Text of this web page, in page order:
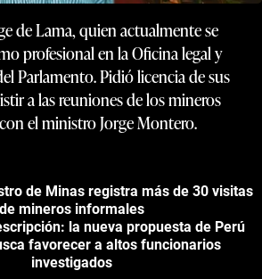
de Lama, quien actualmente se
profesional en la Oficina legal y
Parlamento. Pidió licencia de sus
a las reuniones de los mineros
el ministro Jorge Montero.
de Minas registra más de 30 visitas
de mineros informales
la nueva propuesta de Perú
favorecer a altos funcionarios
investigados